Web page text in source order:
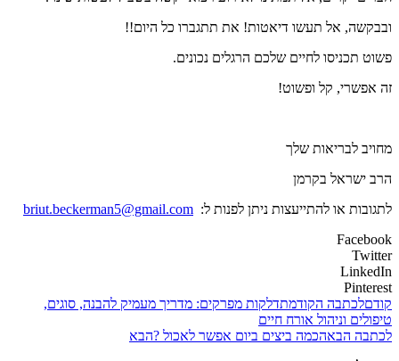
ובבקשה, אל תעשו דיאטות! את תתגברו כל היום!!
פשוט תכניסו לחיים שלכם הרגלים נכונים.
זה אפשרי, קל ופשוט!
מחויב לבריאות שלך
הרב ישראל בקרמן
לתגובות או להתייעצות ניתן לפנות ל: briut.beckerman5@gmail.com
Facebook
Twitter
LinkedIn
Pinterest
קודםלכתבה הקודמתדלקות מפרקים: מדריך מעמיק להבנה, סוגים,
טיפולים וניהול אורח חיים
לכתבה הבאהכמה ביצים ביום אפשר לאכול ?הבא